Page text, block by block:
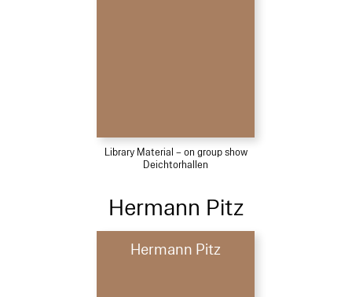
Library Material – on group show
Deichtorhallen
Hermann Pitz
Hermann Pitz